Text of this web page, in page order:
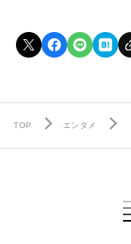
TOP エンタメ